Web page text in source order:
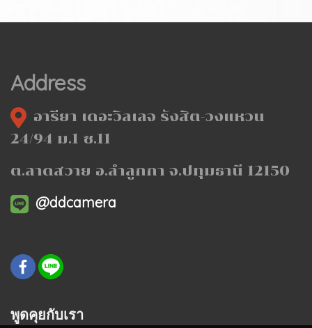
Address
อารียา เดอะวิลเลจ รังสิต-วงแหวน
24/94 ม.1 ซ.11
ต.ลาดสวาย อ.ลำลูกกา จ.ปทุมธานี 12150
@ddcamera
พูดคุยกับเรา